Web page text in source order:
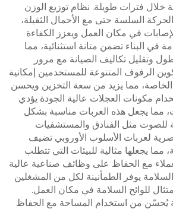
خلال فترات طويلة. نظام توزيع الوزن
السلسة حتى مع الأحمال الثقيلة،
في مكان العمل ويعزز الكفاءة
في البناء تضمن متانة استثنائية، مما
وتقليل تكاليف الصيانة مع مرور
الرفوف المتنوعة للمستخدمين إمكانية
الخاصة، مما يزيد من سعة التخزين ويحسن
مكونات العجلات عالية الجودة يؤدي
مما يجعل هذه العربات مناسبة بشكل
للصوت مثل الفنادق والمستشفيات
لعربات الأسلوب الأوروبي تضيف
مما يجعلها مثالية للبيئات التي تتطلب
مع الحفاظ على وظائف صناعية عالية
يوفر الطمأنينة لكل من المشغلين
للوائح السلامة في مكان العمل.
يُحسّن من استخدام المساحة مع الحفاظ